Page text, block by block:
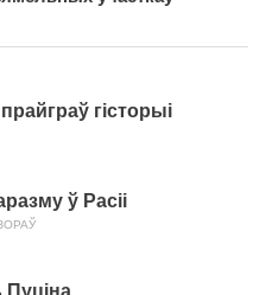
гісторыі
ў Расіі
Пуціна